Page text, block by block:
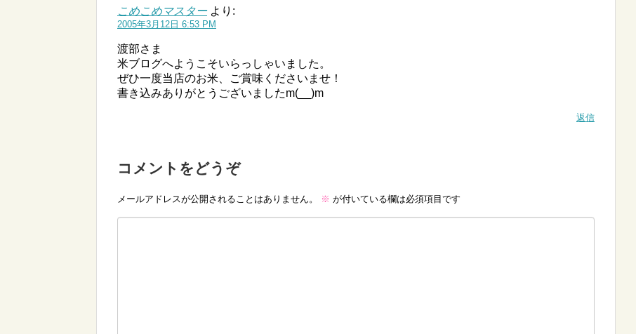
こめこめマスター より:
2005年3月12日 6:53 PM
渡部さま
米ブログへようこそいらっしゃいました。
ぜひ一度当店のお米、ご賞味くださいませ！
書き込みありがとうございましたm(__)m
返信
コメントをどうぞ
メールアドレスが公開されることはありません。 ※ が付いている欄は必須項目です